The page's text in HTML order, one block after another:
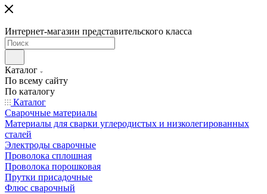
Интернет-магазин представительского класса
Каталог
По всему сайту
По каталогу
Каталог
Сварочные материалы
Материалы для сварки углеродистых и низколегированных
сталей
Электроды сварочные
Проволока сплошная
Проволока порошковая
Прутки присадочные
Флюс сварочный